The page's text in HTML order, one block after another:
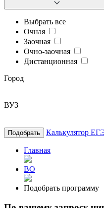
Выбрать все
Очная
Заочная
Очно-заочная
Дистанционная
Город
ВУЗ
Подобрать Калькулятор
Главная
ВО
Подобрать программу